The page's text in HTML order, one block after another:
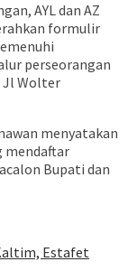
AYL dan AZ
formulir
perseorangan
Jl Wolter
menyatakan
mendaftar
Bupati dan
Estafet